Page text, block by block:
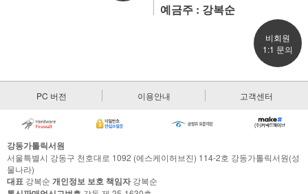
예금주 : 강복순
비회원
1:1 문의
PC 버전 이용안내 고객센터
강동가톨릭서원
서울특별시 강동구 천호대로 1092 (에스케이허브진) 114-2호 강동가톨릭서원(성
물나라)
대표 강복순 개인정보 보호 책임자강복순